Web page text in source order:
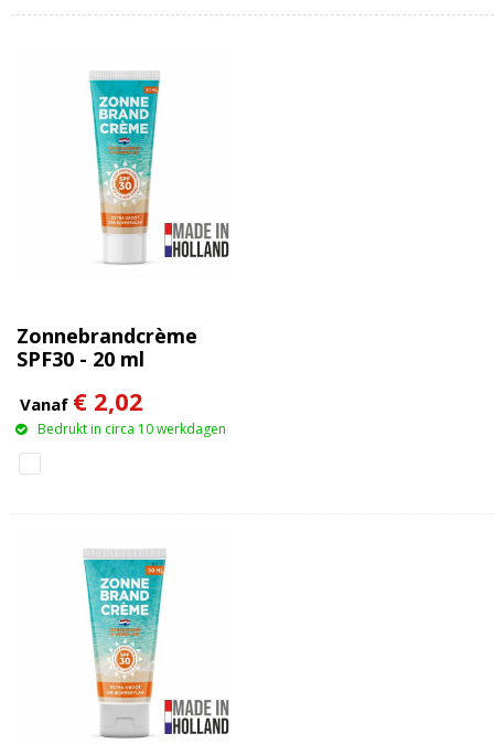
Zonnebrandcrème
SPF30 - 20 ml
Vanaf € 2,02
Bedrukt in circa 10 werkdagen